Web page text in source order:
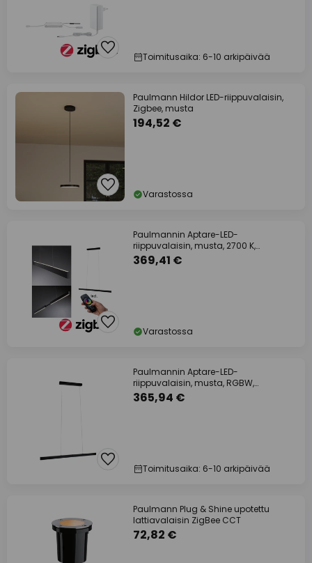
Toimitusaika: 6-10 arkipäivää
Paulmann Hildor LED-riippuvalaisin,
Zigbee, musta
194,52 €
Varastossa
Paulmannin Aptare-LED-
riippuvalaisin, musta, 2700 K,
älyvalaisin, himmennettävä
369,41 €
Varastossa
Paulmannin Aptare-LED-
riippuvalaisin, musta, RGBW,
älyvalaisin, himmennettävä.
365,94 €
Toimitusaika: 6-10 arkipäivää
Paulmann Plug & Shine upotettu
lattiavalaisin ZigBee CCT
72,82 €